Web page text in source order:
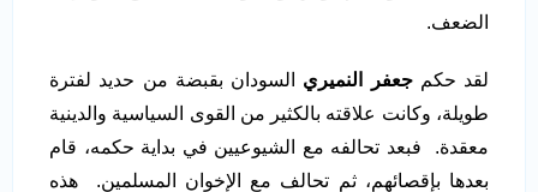
الضعف.
لقد حكمجعفر النميري السودان بقبضة من حديد لفترة
طويلة، وكانت علاقته بالكثير من القوى السياسية والدينية
معقدة. فبعد تحالفه مع الشيوعيين في بداية حكمه، قام
بعدها بإقصائهم، ثم تحالف مع الإخوان المسلمين. هذه